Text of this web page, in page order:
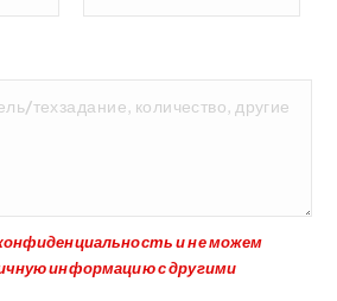
и не можем
информацию с другими